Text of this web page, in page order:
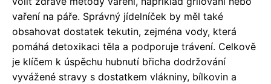
vaření na páře. Správný jídelníček by měl také
obsahovat dostatek tekutin, zejména vody, která
pomáhá detoxikaci těla a podporuje trávení. Celkově
je klíčem k úspěchu hubnutí břicha dodržování
vyvážené stravy s dostatkem vlákniny, bílkovin a